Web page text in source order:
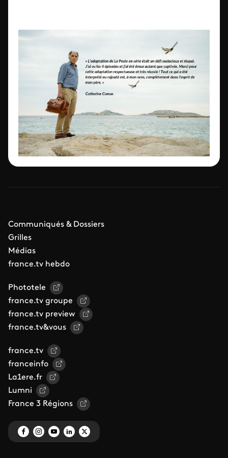
Communiqués & Dossiers
Grilles
Médias
france.tv hebdo
Phototele
france.tv groupe
france.tv preview
france.tv&vous
france.tv
franceinfo
La1ere.fr
Lumni
France 3 Régions